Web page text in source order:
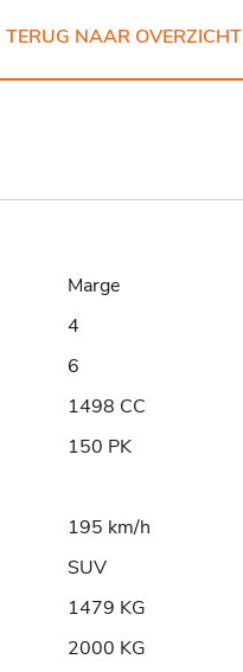
TERUG NAAR OVERZICHT
Marge
4
6
1498 CC
150 PK
195 km/h
SUV
1479 KG
2000 KG